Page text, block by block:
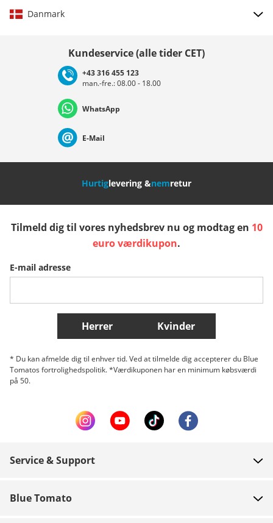
Danmark
Deutschland Österreich
Nederland Italia (Italiano) Italien (Deutsch)
Slovenija
Belgique (Français) Danmark Norge
Flere lande
Kundeservice (alle tider CET)
+43 316 455 123
man.-fre.: 08.00 - 18.00
WhatsApp
E-Mail
Hurtiglevering &nemretur
Tilmeld dig til vores nyhedsbrev nu og modtag en 10
euro værdikupon.
E-mail adresse
Herrer Kvinder
* Du kan afmelde dig til enhver tid. Ved at tilmelde dig accepterer du Blue
Tomatos fortrolighedspolitik. *Værdikuponen har en minimum købsværdi
på 50.
Service & Support
Blue Tomato